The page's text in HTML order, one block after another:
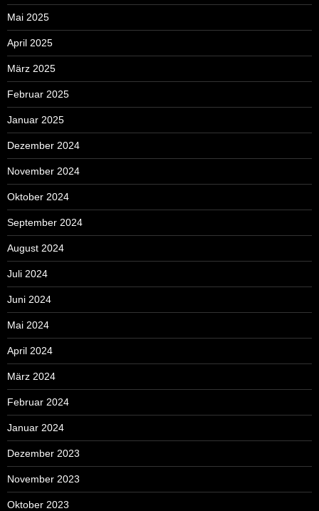
Mai 2025
April 2025
März 2025
Februar 2025
Januar 2025
Dezember 2024
November 2024
Oktober 2024
September 2024
August 2024
Juli 2024
Juni 2024
Mai 2024
April 2024
März 2024
Februar 2024
Januar 2024
Dezember 2023
November 2023
Oktober 2023